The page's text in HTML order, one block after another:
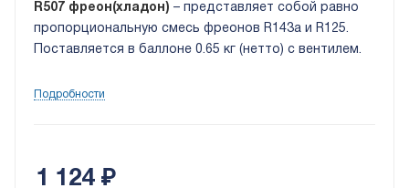
R507 фреон(хладон) – представляет собой равно
пропорциональную смесь фреонов R143a и R125.
Поставляется в баллоне 0.65 кг (нетто) с вентилем.
Подробности
1 124₽